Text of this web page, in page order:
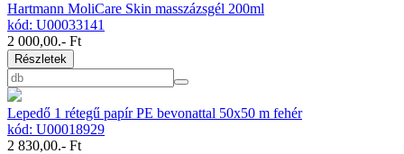
Hartmann MoliCare Skin masszázsgél 200ml
kód: U00033141
2 000,00.- Ft
Részletek
Lepedő 1 rétegű papír PE bevonattal 50x50 m fehér
kód: U00018929
2 830,00.- Ft